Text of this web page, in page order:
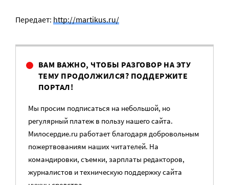
Передает: http://martikus.ru/
ВАМ ВАЖНО, ЧТОБЫ РАЗГОВОР НА ЭТУ
ТЕМУ ПРОДОЛЖИЛСЯ? ПОДДЕРЖИТЕ
ПОРТАЛ!
Мы просим подписаться на небольшой, но
регулярный платеж в пользу нашего сайта.
Милосердие.ru работает благодаря добровольным
пожертвованиям наших читателей. На
командировки, съемки, зарплаты редакторов,
журналистов и техническую поддержку сайта